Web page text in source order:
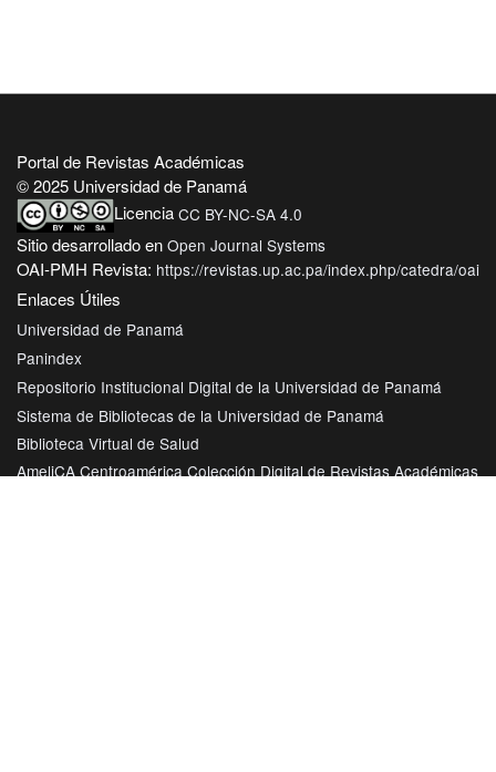
Portal de Revistas Académicas
© 2025 Universidad de Panamá
Licencia CC BY-NC-SA 4.0
Sitio desarrollado en Open Journal Systems
OAI-PMH Revista: https://revistas.up.ac.pa/index.php/catedra/oai
Enlaces Útiles
Universidad de Panamá
Panindex
Repositorio Institucional Digital de la Universidad de Panamá
Sistema de Bibliotecas de la Universidad de Panamá
Biblioteca Virtual de Salud
AmeliCA Centroamérica Colección Digital de Revistas Académicas